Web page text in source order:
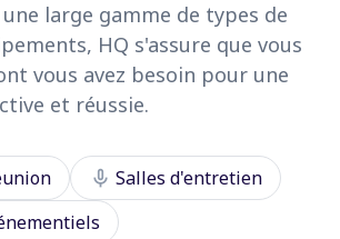
une large gamme de types de
HQ s'assure que vous
vous avez besoin pour une
et réussie.
mic Salles d'entretien